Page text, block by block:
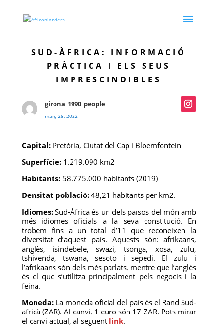
SUD-ÀFRICA: INFORMACIÓ
PRÀCTICA I ELS SEUS
IMPRESCINDIBLES
girona_1990_people
març 28, 2022
Capital:Pretòria, Ciutat del Cap i Bloemfontein
Superfície:1.219.090 km2
Habitants:58.775.000 habitants (2019)
Densitat població:48,21 habitants per km2.
Idiomes:Sud-Àfrica és un dels països del món amb
més idiomes oficials a la seva constitució. En
trobem fins a un total d’11 que reconeixen la
diversitat d’aquest país. Aquests són: afrikaans,
anglès, isindebele, swazi, tsonga, xosa, zulu,
tshivenda, tswana, sesoto i sepedi. El zulu i
l’afrikaans són dels més parlats, mentre que l’anglès
és el que s’utilitza principalment pels negocis i la
feina.
Moneda: La moneda oficial del país és el Rand Sud-
africà (ZAR). Al canvi, 1 euro són 17 ZAR. Pots mirar
el canvi actual, al següent link.